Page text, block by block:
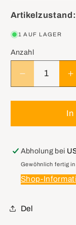
Artikelzustand:
1 AUF LAGER
Anzahl
Verringere
die
Menge
GM
Harness
Assembly,
Emission
Control
Abholung bei
Gewöhnlich fertig
Shop-
Del